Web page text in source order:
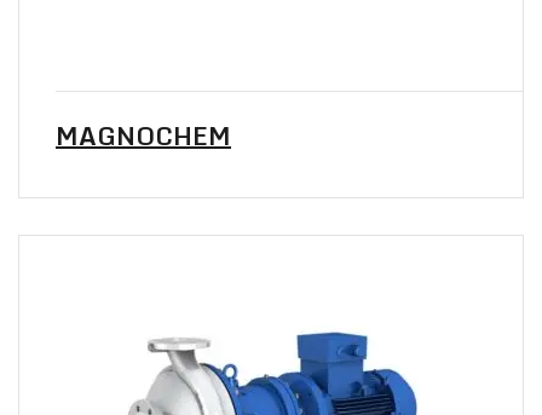
MAGNOCHEM